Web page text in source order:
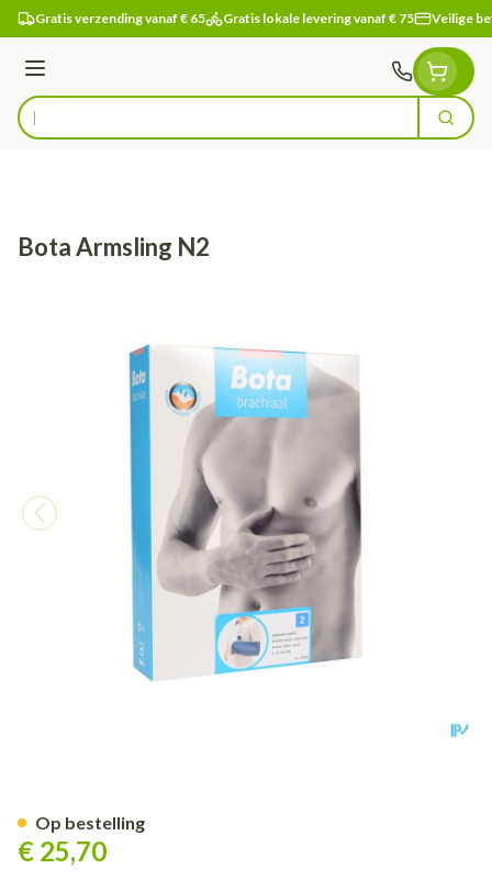
Ga naar de inhoud
Gratis verzending vanaf € 65 Gratis lokale levering vanaf € 75 Veilige
Menu
Product, merk, categorie... Zoek
Bota Armsling N2
€ 25,70
Op bestelling